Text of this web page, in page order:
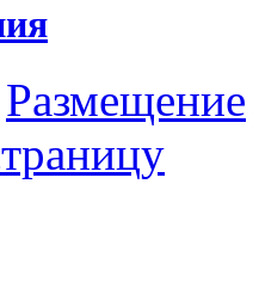
Размещение